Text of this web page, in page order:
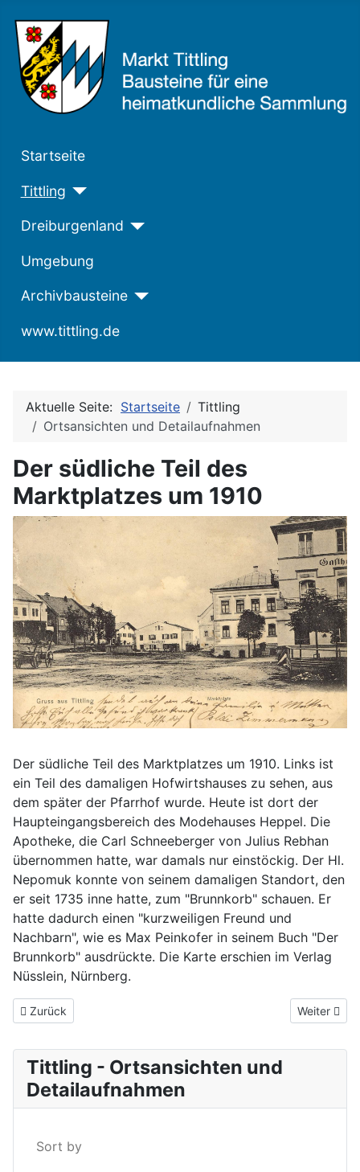
Startseite
Tittling
Dreiburgenland
Umgebung
Archivbausteine
www.tittling.de
Aktuelle Seite: Startseite
Tittling
Ortsansichten und Detailaufnahmen
Der südliche Teil des
Marktplatzes um 1910
Der südliche Teil des Marktplatzes um 1910. Links ist
ein Teil des damaligen Hofwirtshauses zu sehen, aus
dem später der Pfarrhof wurde. Heute ist dort der
Haupteingangsbereich des Modehauses Heppel. Die
Apotheke, die Carl Schneeberger von Julius Rebhan
übernommen hatte, war damals nur einstöckig. Der Hl.
Nepomuk konnte von seinem damaligen Standort, den
er seit 1735 inne hatte, zum "Brunnkorb" schauen. Er
hatte dadurch einen "kurzweiligen Freund und
Nachbarn", wie es Max Peinkofer in seinem Buch "Der
Brunnkorb" ausdrückte. Die Karte erschien im Verlag
Nüsslein, Nürnberg.
Vorheriger Beitrag: Tittling in einer Mondnacht um 1910
Zurück Nächster
Weiter
Tittling - Ortsansichten und
Detailaufnahmen
Sort by